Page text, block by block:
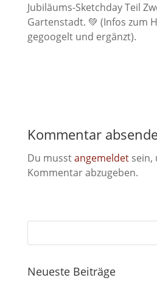
Jubiläums-Sketchday Teil
Gartenstadt. 💚 (Infos zum
gegoogelt und ergänzt).
Kommentar
Du musstangemeldetsein,
Kommentar abzugeben.
Neueste Beiträge